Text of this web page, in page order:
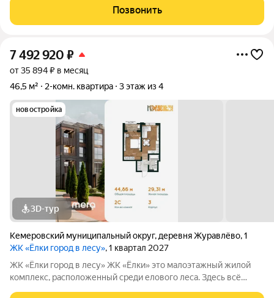
санузлом. Формат «заезжай и живи» без ремонта, шума и
дополнительных затрат.
Позвонить
7 492 920 ₽
от 35 894 ₽ в месяц
46,5 м²
2-комн. квартира 3 этаж из 4
новостройка
3D-тур
Кемеровский муниципальный округ, деревня Журавлёво,1
ЖК «Ёлки город в лесу», 1 квартал 2027
ЖК «Ёлки город в лесу» ЖК «Ёлки» это малоэтажный жилой
комплекс, расположенный среди елового леса. Здесь всё